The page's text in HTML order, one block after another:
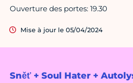
Sněť + Soul Hater +
Ouverture des portes: 19.30
Mise à jour le 05/04/2024